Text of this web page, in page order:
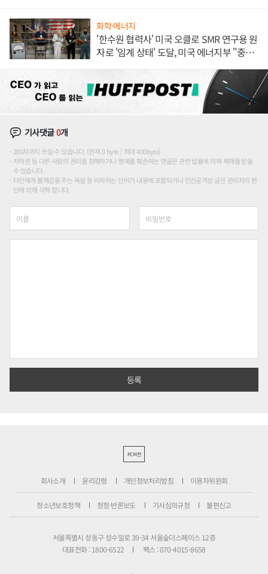
화학·에너지
'한수원 협력사' 미국 오클로 SMR 연구용 원
자로 '임계 상태' 도달, 미국 에너지부 "중요
기사댓글0개
200자까지 쓰실 수 있습니다. (현재 0 byte / 최대 400byte)
저작권 등 다른 사람의 권리를 침해하거나 명예를 훼손하는 댓글은 관련 법률에 의해 제재를 받을
수 있습니다.
타인에게 불쾌감을 주는 욕설 등 비하하는 단어가 내용에 포함되거나 인신공격성 글은 관리자의 판
단에 의해 삭제 합니다.
PC버전
회사소개 윤리강령 개인정보처리방침 이용자위원회
청소년보호정책 정정·반론보도 기사심의규정 불편신고
서울특별시 성동구 성수일로 39-34 서울숲더스페이스 12층
대표전화 : 1800-6522
팩스 : 070-4015-8658